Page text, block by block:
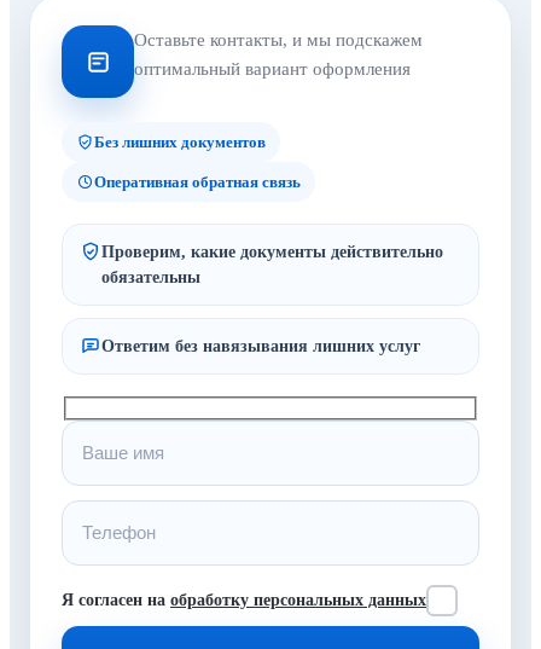
Оставьте контакты, и мы подскажем
оптимальный вариант оформления
Без лишних документов
Оперативная обратная связь
Проверим, какие документы действительно
обязательны
Ответим без навязывания лишних услуг
Я согласен на обработку персональных данных